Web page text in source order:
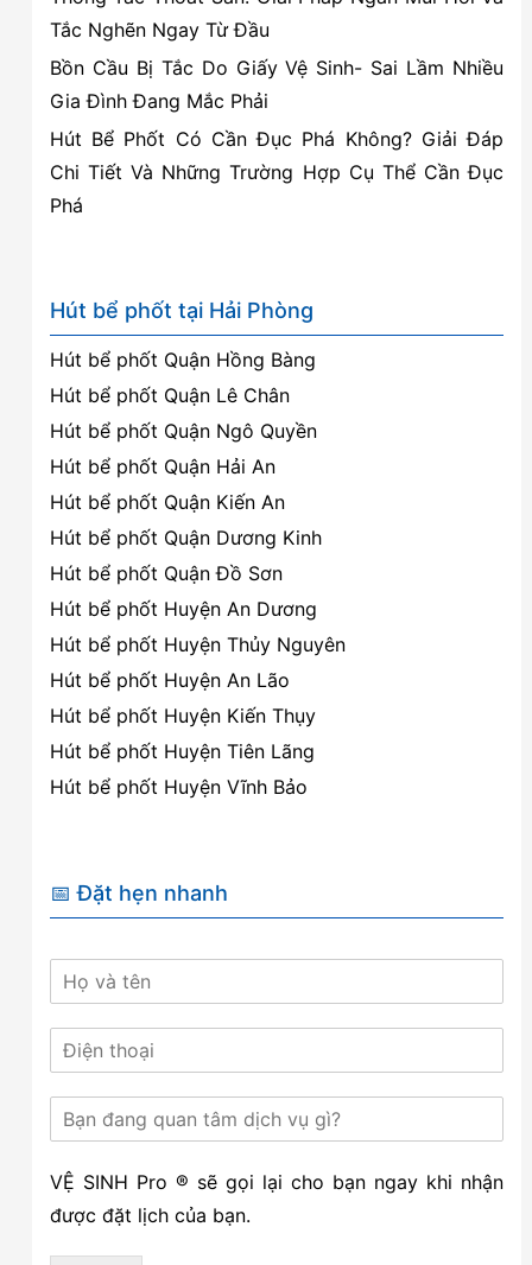
Tắc Nghẽn Ngay Từ Đầu
Bồn Cầu Bị Tắc Do Giấy Vệ Sinh- Sai Lầm Nhiều
Gia Đình Đang Mắc Phải
Hút Bể Phốt Có Cần Đục Phá Không? Giải Đáp
Chi Tiết Và Những Trường Hợp Cụ Thể Cần Đục
Phá
Hút bể phốt tại Hải Phòng
Hút bể phốt Quận Hồng Bàng
Hút bể phốt Quận Lê Chân
Hút bể phốt Quận Ngô Quyền
Hút bể phốt Quận Hải An
Hút bể phốt Quận Kiến An
Hút bể phốt Quận Dương Kinh
Hút bể phốt Quận Đồ Sơn
Hút bể phốt Huyện An Dương
Hút bể phốt Huyện Thủy Nguyên
Hút bể phốt Huyện An Lão
Hút bể phốt Huyện Kiến Thụy
Hút bể phốt Huyện Tiên Lãng
Hút bể phốt Huyện Vĩnh Bảo
📅 Đặt hẹn nhanh
VỆ SINH Pro ® sẽ gọi lại cho bạn ngay khi nhận
được đặt lịch của bạn.